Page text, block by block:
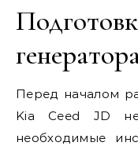
Перед началом
Kia Ceed JD
необходимые